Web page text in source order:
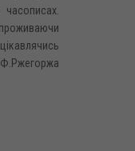
Ф.Ржегоржа